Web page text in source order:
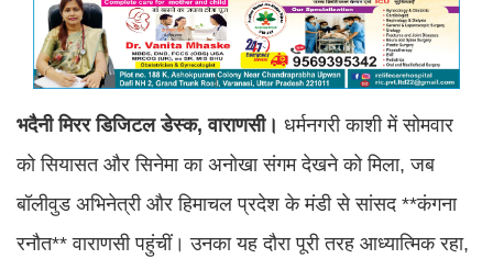
भदैनी मिरर डिजिटल डेस्क, वाराणसी। धर्मनगरी काशी में सोमवार
को सियासत और सिनेमा का अनोखा संगम देखने को मिला, जब
बॉलीवुड अभिनेत्री और हिमाचल प्रदेश के मंडी से सांसद **कंगना
रनौत** वाराणसी पहुंचीं। उनका यह दौरा पूरी तरह आध्यात्मिक रहा,